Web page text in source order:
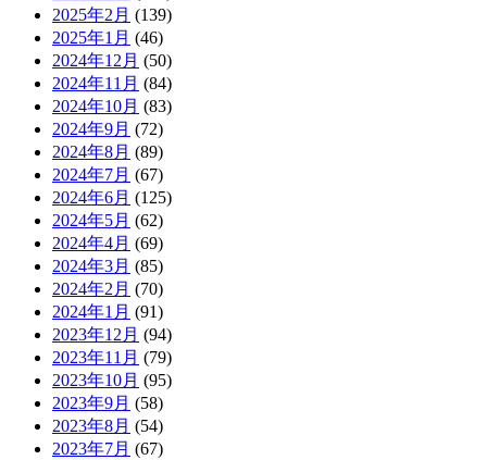
2025年2月 (139)
2025年1月 (46)
2024年12月 (50)
2024年11月 (84)
2024年10月 (83)
2024年9月 (72)
2024年8月 (89)
2024年7月 (67)
2024年6月 (125)
2024年5月 (62)
2024年4月 (69)
2024年3月 (85)
2024年2月 (70)
2024年1月 (91)
2023年12月 (94)
2023年11月 (79)
2023年10月 (95)
2023年9月 (58)
2023年8月 (54)
2023年7月 (67)